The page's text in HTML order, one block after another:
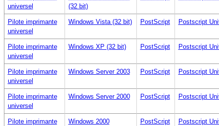
universel
(32 bit)
Pilote imprimante
universel
Windows Vista (32 bit) PostScript Postscript
Pilote imprimante
universel
Windows XP (32 bit) PostScript Postscript
Pilote imprimante
universel
Windows Server 2003 PostScript Postscript
Pilote imprimante
universel
Windows Server 2000 PostScript Postscript
Pilote imprimante
Windows 2000 PostScript Postscript